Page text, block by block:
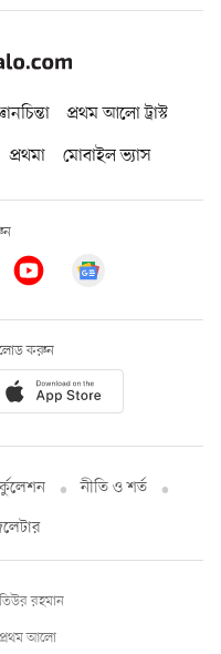
প্রথম আলো ট্রাস্ট
প্রথমা মোবাইল ভ্যাস
করুন
নীতি ও শর্ত
আলো
রহমান